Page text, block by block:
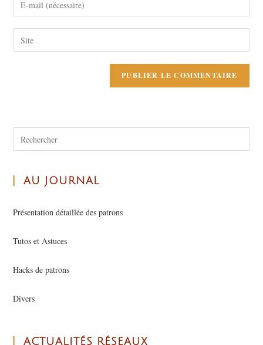
AU JOURNAL
Présentation détaillée des patrons
Tutos et Astuces
Hacks de patrons
Divers
ACTUALITÉS RÉSEAUX